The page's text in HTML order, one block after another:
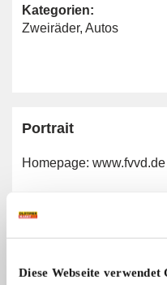
Diese Webseite verwendet
Kategorien:
Zweiräder, Autos
Portrait
Homepage: www.fvvd.de
Allgemeine
Automarken: